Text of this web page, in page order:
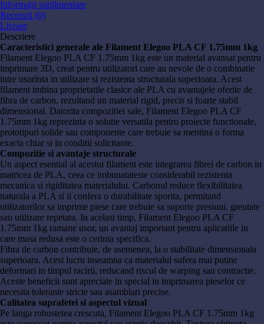
Informații suplimentare
Recenzii (0)
Livrare
Descriere
Caracteristici generale ale Filament Elegoo PLA CF 1.75mm 1kg
Filament Elegoo PLA CF 1.75mm 1kg este un material avansat pentru
imprimare 3D, creat pentru utilizatori care au nevoie de o combinatie
intre usurinta in utilizare si rezistenta structurala superioara. Acest
filament imbina proprietatile clasice ale PLA cu avantajele oferite de
fibra de carbon, rezultand un material rigid, precis si foarte stabil
dimensional. Datorita compozitiei sale, Filament Elegoo PLA CF
1.75mm 1kg reprezinta o solutie versatila pentru proiecte functionale,
prototipuri solide sau componente care trebuie sa mentina o forma
exacta chiar si in conditii solicitante.
Compozitie si avantaje structurale
Un aspect esential al acestui filament este integrarea fibrei de carbon in
matricea de PLA, ceea ce imbunatateste considerabil rezistenta
mecanica si rigiditatea materialului. Carbonul reduce flexibilitatea
naturala a PLA si ii confera o durabilitate sporita, permitand
utilizatorilor sa imprime piese care trebuie sa suporte presiuni, greutate
sau utilizare repetata. In acelasi timp, Filament Elegoo PLA CF
1.75mm 1kg ramane usor, un avantaj important pentru aplicatiile in
care masa redusa este o cerinta specifica.
Fibra de carbon contribuie, de asemenea, la o stabilitate dimensionala
superioara. Acest lucru inseamna ca materialul sufera mai putine
deformari in timpul racirii, reducand riscul de warping sau contractie.
Aceste beneficii sunt apreciate in special in imprimarea pieselor ce
necesita tolerante stricte sau asamblari precise.
Calitatea suprafetei si aspectul vizual
Pe langa robustetea crescuta, Filament Elegoo PLA CF 1.75mm 1kg